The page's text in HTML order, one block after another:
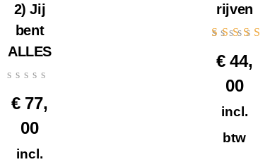
2) Jij
bent
ALLES
€77,
00
incl.
rijven
4.60
€44,
00
incl.
btw